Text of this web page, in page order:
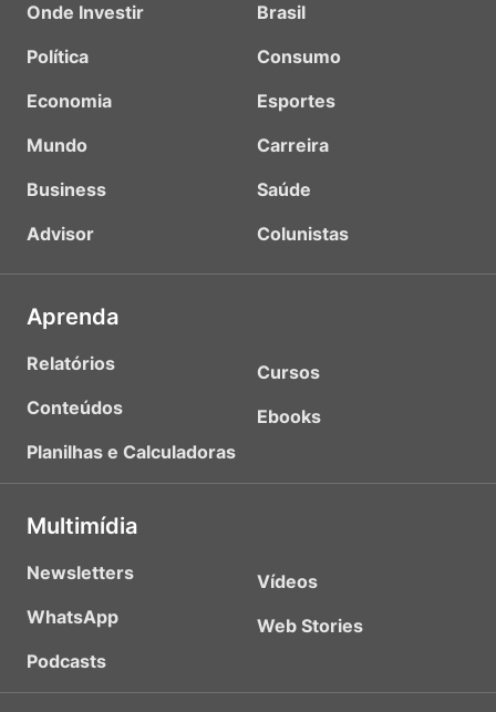
Onde Investir
Política
Economia
Mundo
Business
Advisor
Brasil
Consumo
Esportes
Carreira
Saúde
Colunistas
Aprenda
Relatórios
Conteúdos
Planilhas e Calculadoras
Cursos
Ebooks
Multimídia
Newsletters
WhatsApp
Podcasts
Vídeos
Web Stories